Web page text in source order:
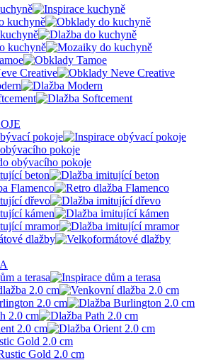
kuchyně
kuchyně
Creative
pokoje
pokoje
beton
Flamenco
dřevo
kámen
mramor
dlažby
a terasa
2.0 cm
2.0 cm
2.0 cm
2.0 cm
Gold 2.0 cm